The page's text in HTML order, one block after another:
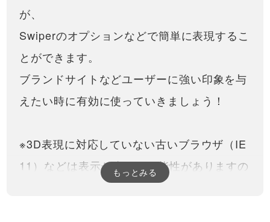
が、
Swiperのオプションなどで簡単に表現するこ
とができます。
ブランドサイトなどユーザーに強い印象を与
えたい時に有効に使っていきましょう！
※3D表現に対応していない古いブラウザ（IE
11）などは表示が崩れる可能性がありますの
で、ご注意ください。
もっとみる